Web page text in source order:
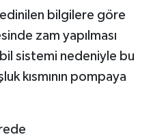
bilgilere göre
zam yapılması
sistemi nedeniyle bu
kısmının pompaya